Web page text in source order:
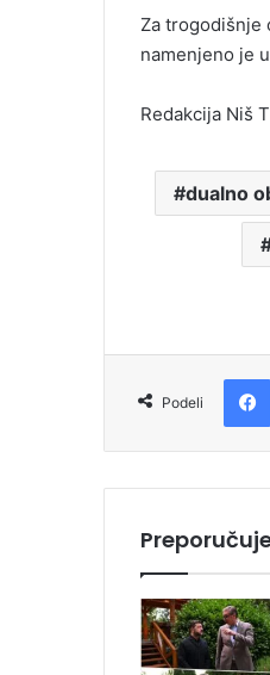
Za trogodišnje
namenjeno je
Redakcija Niš
dualno
Podeli